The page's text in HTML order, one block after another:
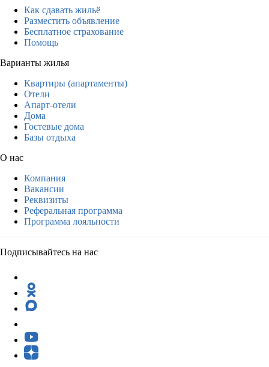
Как сдавать жильё
Разместить объявление
Бесплатное страхование
Помощь
Варианты жилья
Квартиры (апартаменты)
Отели
Апарт-отели
Дома
Гостевые дома
Базы отдыха
О нас
Компания
Вакансии
Реквизиты
Реферальная программа
Программа лояльности
Подписывайтесь на нас